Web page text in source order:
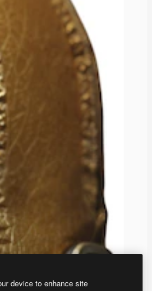
device to enhance site